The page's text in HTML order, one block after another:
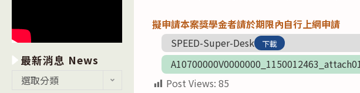
擬申請本案獎學金者請於期限內自行上網申請
SPEED-Super-Desk
下載
Post Views: 85
最新消息 News
選取分類